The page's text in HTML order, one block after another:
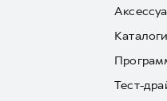
Тест-